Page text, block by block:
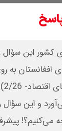
کشور این سؤال
افغانستان به
و این
می‌کنیم؟!